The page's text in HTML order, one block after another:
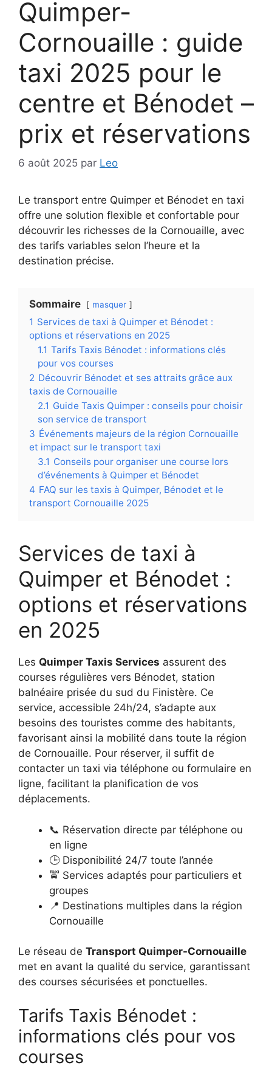
Quimper-
Cornouaille : guide
taxi 2025 pour le
centre et Bénodet –
prix et réservations
6 août 2025 par Leo
Le transport entre Quimper et Bénodet en taxi
offre une solution flexible et confortable pour
découvrir les richesses de la Cornouaille, avec
des tarifs variables selon l’heure et la
destination précise.
Sommaire masquer
1 Services de taxi à Quimper et Bénodet :
options et réservations en 2025
1.1 Tarifs Taxis Bénodet : informations clés
pour vos courses
2 Découvrir Bénodet et ses attraits grâce aux
taxis de Cornouaille
2.1 Guide Taxis Quimper : conseils pour choisir
son service de transport
3 Événements majeurs de la région Cornouaille
et impact sur le transport taxi
3.1 Conseils pour organiser une course lors
d’événements à Quimper et Bénodet
4 FAQ sur les taxis à Quimper, Bénodet et le
transport Cornouaille 2025
Services de taxi à
Quimper et Bénodet :
options et réservations
en 2025
Les Quimper Taxis Services assurent des
courses régulières vers Bénodet, station
balnéaire prisée du sud du Finistère. Ce
service, accessible 24h/24, s’adapte aux
besoins des touristes comme des habitants,
favorisant ainsi la mobilité dans toute la région
de Cornouaille. Pour réserver, il suffit de
contacter un taxi via téléphone ou formulaire en
ligne, facilitant la planification de vos
déplacements.
📞 Réservation directe par téléphone ou
en ligne
🕒 Disponibilité 24/7 toute l’année
🚖 Services adaptés pour particuliers et
groupes
📍 Destinations multiples dans la région
Cornouaille
Le réseau de Transport Quimper-Cornouaille
met en avant la qualité du service, garantissant
des courses sécurisées et ponctuelles.
Tarifs Taxis Bénodet :
informations clés pour vos
courses